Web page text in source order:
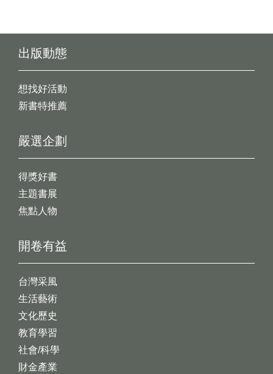
出版動態
想找好活動
新書特推薦
開卷有益
台灣采風
生活藝術
文化歷史
教育學習
社會/科學
財金產業
嚴選企劃
得獎好書
主題書展
焦點人物